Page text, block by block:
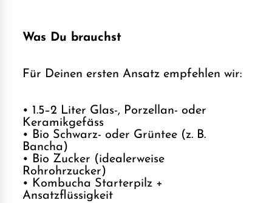
Was Du brauchst
Für Deinen ersten Ansatz empfehlen wir:
• 1.5–2 Liter Glas-, Porzellan- oder
Keramikgefäss
• Bio Schwarz- oder Grüntee (z. B.
Bancha)
• Bio Zucker (idealerweise
Rohrohrzucker)
• Kombucha Starterpilz +
Ansatzflüssigkeit